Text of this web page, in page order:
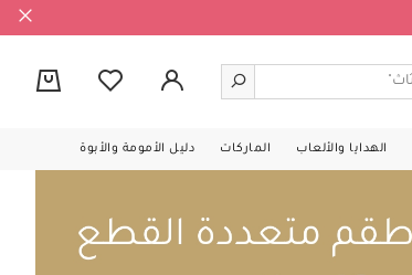
الهدايا والألعاب الماركات دليل الأمومة والأبوة